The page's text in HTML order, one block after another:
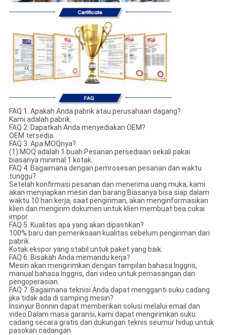
FAQ 1. Apakah Anda pabrik atau perusahaan dagang?
Kami adalah pabrik.
FAQ 2. Dapatkah Anda menyediakan OEM?
OEM tersedia.
FAQ 3. Apa MOQnya?
(1).MOQ adalah 1 buah.Pesanan persediaan sekali pakai
biasanya minimal 1 kotak.
FAQ 4. Bagaimana dengan pemrosesan pesanan dan waktu
tunggu?
Setelah konfirmasi pesanan dan menerima uang muka, kami
akan menyiapkan mesin dan barang.Biasanya bisa siap dalam
waktu 10 hari kerja, saat pengiriman, akan menginformasikan
klien dan mengirim dokumen untuk klien membuat bea cukai
impor.
FAQ 5. Kualitas apa yang akan dipastikan?
100% baru dan pemeriksaan kualitas sebelum pengiriman dari
pabrik.
Kotak ekspor yang stabil untuk paket yang baik.
FAQ 6. Bisakah Anda memandu kerja?
Mesin akan mengirimkan dengan tampilan bahasa Inggris,
manual bahasa Inggris, dan video untuk pemasangan dan
pengoperasian.
FAQ 7. Bagaimana teknisi Anda dapat mengganti suku cadang
jika tidak ada di samping mesin?
Insinyur Bonnin dapat memberikan solusi melalui email dan
video.Dalam masa garansi, kami dapat mengirimkan suku
cadang secara gratis dan dukungan teknis seumur hidup untuk
pasokan cadangan.